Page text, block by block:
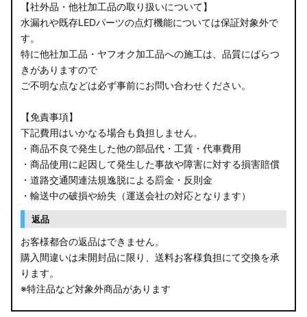
【社外品・他社加工品の取り扱いについて】
水漏れや既存LEDパーツの点灯機能については保証対象外で
す。
特に他社加工品・ヤフオク加工品への施工は、品質にばらつ
きがありますので
ご不明な点などは必ず事前にお問い合わせください。
【免責事項】
下記費用はいかなる場合も負担しません。
・商品不良で発生した他の部品代・工賃・代車費用
・商品使用に起因して発生した事故や障害に対する損害賠償
・道路交通関連法規逸脱による罰金・反則金
・輸送中の破損や紛失（運送会社の対応となります）
返品
お客様都合の返品はできません。
購入間違いは未開封品に限り、送料お客様負担にて交換を承
ります。
※特注品など対象外商品があります